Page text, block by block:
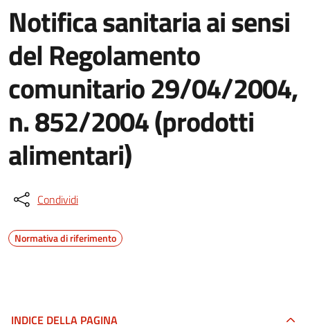
Notifica sanitaria ai sensi
del Regolamento
comunitario 29/04/2004,
n. 852/2004 (prodotti
alimentari)
Condividi
Normativa di riferimento
INDICE DELLA PAGINA